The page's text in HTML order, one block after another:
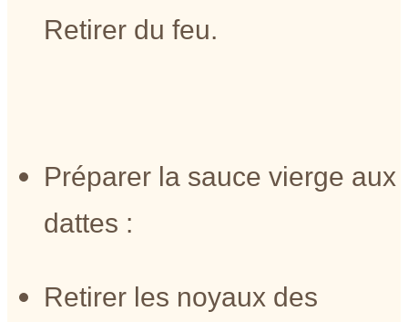
Retirer du feu.
Préparer la sauce vierge aux
dattes :
Retirer les noyaux des